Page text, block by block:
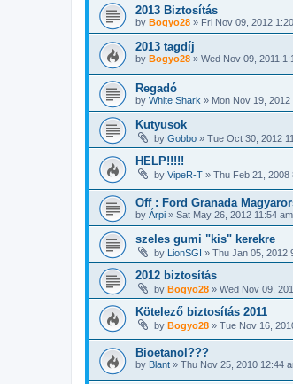
2013 Biztosítás
by Bogyo28 » Fri Nov 09, 2012
2013 tagdíj
by Bogyo28 » Wed Nov 09, 2011
Regadó
by White Shark » Mon Nov 19, 2012
Kutyusok
by Gobbo » Tue Oct 30, 2012
HELP!!!!!
by VipeR-T » Thu Feb 21, 2008
Off : Ford Granada
by Árpi » Sat May 26, 2012 11:54 am
szeles gumi "kis" kerekre
by LionSGI » Thu Jan 05, 2012
2012 biztosítás
by Bogyo28 » Wed Nov 09,
Kötelező biztosítás 2011
by Bogyo28 » Tue Nov 16,
Bioetanol???
by Blant » Thu Nov 25, 2010 12:44